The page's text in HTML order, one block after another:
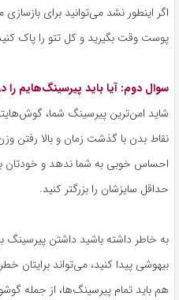
اگر اینطور نشد می‌توانید برای
پوست وقت بگیرید و کل تتو را پاک
سوال دوم: آیا باید پیرسینگ‌هایم را
شاید امن‌ترین پیرسینگ شما،
نقاط بدن با گذشت زمان و بالا رفتن
احساس خوبی به شما ندهد و خودتان
حداقل سایزشان را بزرگتر کنید.
به خاطر داشته باشید داشتن پیرسینگ
بیهوشی پیدا کنید، می‌تواند برایتان
هم باید تمام پیرسینگ‌ها، از جمله